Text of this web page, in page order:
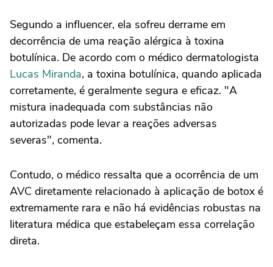
Segundo a influencer, ela sofreu derrame em
decorrência de uma reação alérgica à toxina
botulínica. De acordo com o médico dermatologista
Lucas Miranda, a toxina botulínica, quando aplicada
corretamente, é geralmente segura e eficaz. "A
mistura inadequada com substâncias não
autorizadas pode levar a reações adversas
severas", comenta.
Contudo, o médico ressalta que a ocorrência de um
AVC diretamente relacionado à aplicação de botox é
extremamente rara e não há evidências robustas na
literatura médica que estabeleçam essa correlação
direta.